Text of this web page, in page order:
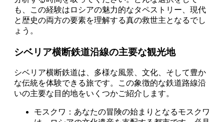
も、この経験はロシアの魅力的なタペストリー、現代
と歴史の両方の要素を理解する真の救世主となるでし
ょう。
シベリア横断鉄道沿線の主要な観光地
シベリア横断鉄道は、多様な風景、文化、そして豊か
な伝統を体験できる旅です。この象徴的な鉄道路線沿
いの主要な目的地をいくつかご紹介します。
モスクワ：あなたの冒険の始まりとなるモスクワ